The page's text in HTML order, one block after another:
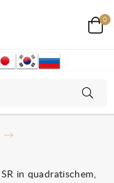
0
in quadratischem,